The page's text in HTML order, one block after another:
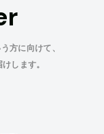
方に向けて、
します。